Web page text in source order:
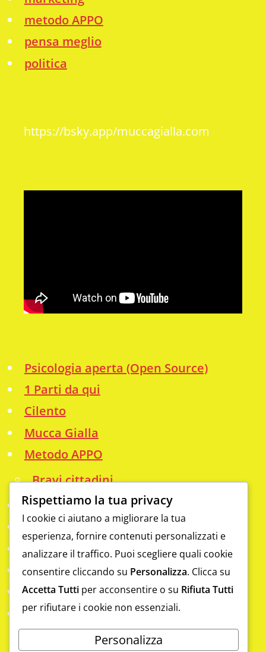
metodo APPO
pensa meglio
politica
https://bsky.app/muccagialla.com
Psicologia aperta (Open Source)
1 Parti da qui
Cilento
Mucca Gialla
Metodo APPO
Bravi cittadini
Info
Analfabetismo funzionale
Contatti
Da scoprire
Eccellenze
Gym
Laboratorio digitale a Sapri con il
Rispettiamo la tua privacy
I cookie ci aiutano a migliorare la tua
esperienza, fornire contenuti personalizzati e
analizzare il traffico. Puoi scegliere quali cookie
consentire cliccando su Personalizza. Clicca su
Accetta Tutti per acconsentire o su Rifiuta Tutti
per rifiutare i cookie non essenziali.
Personalizza